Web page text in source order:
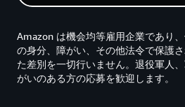
Amazon は機会均等雇用企業であり
の身分、障がい、その他法令で保護
た差別を一切行いません。退役軍人
がいのある方の応募を歓迎します。